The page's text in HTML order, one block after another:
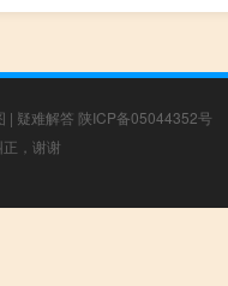
| 疑难解答 陕ICP备05044352号
，谢谢